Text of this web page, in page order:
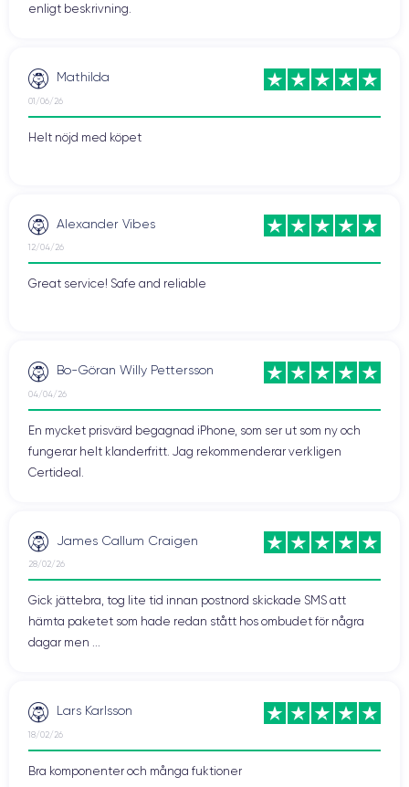
enligt beskrivning.
Mathilda
01/06/26
Helt nöjd med köpet
Alexander Vibes
12/04/26
Great service! Safe and reliable
Bo-Göran Willy Pettersson
04/04/26
En mycket prisvärd begagnad iPhone, som ser ut som ny och
fungerar helt klanderfritt. Jag rekommenderar verkligen
Certideal.
James Callum Craigen
28/02/26
Gick jättebra, tog lite tid innan postnord skickade SMS att
hämta paketet som hade redan stått hos ombudet för några
dagar men ...
Lars Karlsson
18/02/26
Bra komponenter och många fuktioner